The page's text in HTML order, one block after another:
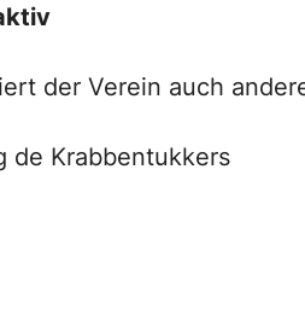
der Verein auch